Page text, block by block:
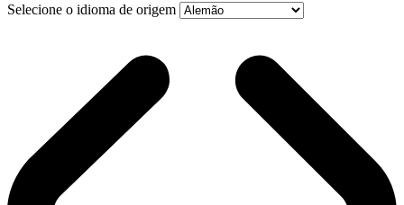
Selecione o idioma de origem